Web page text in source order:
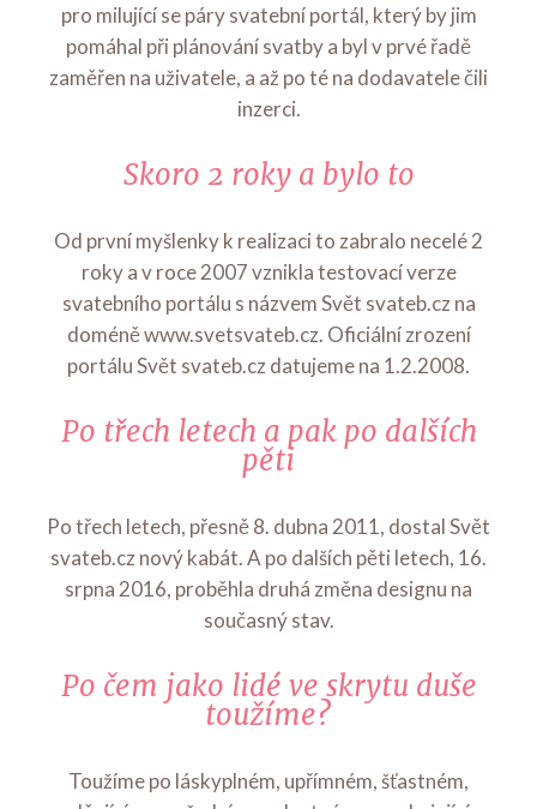
pro milující se páry svatební portál, který by jim
pomáhal při plánování svatby a byl v prvé řadě
zaměřen na uživatele, a až po té na dodavatele čili
inzerci.
Skoro 2 roky a bylo to
Od první myšlenky k realizaci to zabralo necelé 2
roky a v roce 2007 vznikla testovací verze
svatebního portálu s názvem Svět svateb.cz na
doméně www.svetsvateb.cz. Oficiální zrození
portálu Svět svateb.cz datujeme na 1.2.2008.
Po třech letech a pak po dalších
pěti
Po třech letech, přesně 8. dubna 2011, dostal Svět
svateb.cz nový kabát. A po dalších pěti letech, 16.
srpna 2016, proběhla druhá změna designu na
současný stav.
Po čem jako lidé ve skrytu duše
toužíme?
Toužíme po láskyplném, upřímném, šťastném,